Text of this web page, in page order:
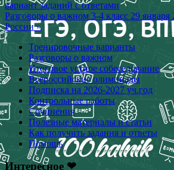
по
записям
вариант заданий с ответами
Разговоры о важном 3-4 класс 29
России »
Тренировочные варианты
Разговоры о важном
Итоговое устное собеседование
Всероссийские олимпиады
Подписка на 2026-2027 уч.год
Контрольные работы
Сочинения
Полезные материалы и статьи
Как получить задания и ответы
Помощь
Интересное ❤